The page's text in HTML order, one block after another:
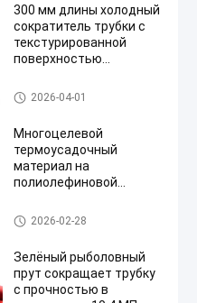
300 мм длины холодный
сократитель трубки с
текстурированной
поверхностью
сопротивление
Различные в
Холодная трубка сокращени
я
2026-04-01
Многоцелевой
термоусадочный
материал на
полиолефиновой
для изоляции
электрических
бандажирования
проводов
Трубка изоляции сокращени
я жары
2026-02-28
Зелёный рыболовный
прут сокращает трубку
с прочностью в